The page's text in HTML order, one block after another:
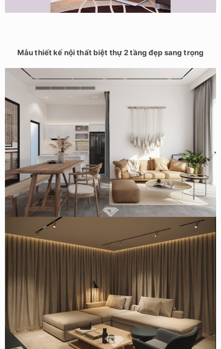
Mẫu thiết kế nội thất biệt thự 2 tầng đẹp sang trọng
Mẫu thiết kế nội thất nhà vườn 150m2 tại Quảng Ninh